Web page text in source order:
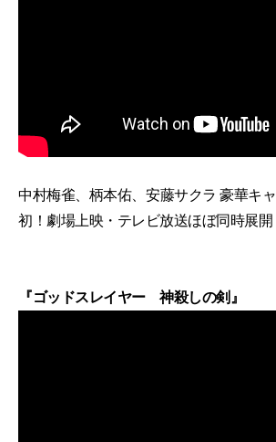
中村梅雀、柄本佑、安藤サクラ 豪華キ
初！劇場上映・テレビ放送ほぼ同時展開
『ゴッドスレイヤー 神殺しの剣』